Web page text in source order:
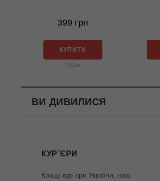
399 грн
КУПИТИ
3Ger
ВИ ДИВИЛИСЯ
КУР`ЄРИ
Кращі кур`єри України, наш